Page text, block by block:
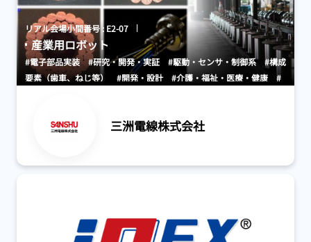
リアル会場小間番号 : E2-07
産業用ロボット
#電子部品実装 #研究・開発・実証 #駆動・センサ・制御系
#構成
要素（歯車、ねじ等）
#開発・設計 #介護・福祉・医療・健康
#
三洲電線株式会社